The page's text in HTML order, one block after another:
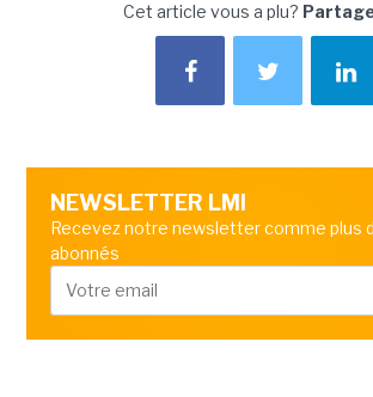
Cet article vous a plu?
NEWSLETTER LMI
Recevez notre newsletter comme plus
abonnés